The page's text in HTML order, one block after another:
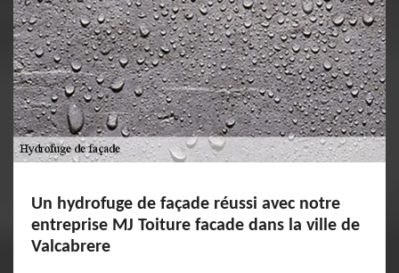
Un hydrofuge de façade réussi avec notre
entreprise MJ Toiture facade dans la ville de
Valcabrere